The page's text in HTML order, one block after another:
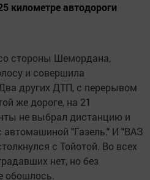
километре автодороги
стороны Шемордана,
и совершила
других ДТП, с перерывом
же дороге, на 21
не выбрал дистанцию и
автомашиной "Газель." И "ВАЗ
с Тойотой. Во всех
нет, но без
обошлось.